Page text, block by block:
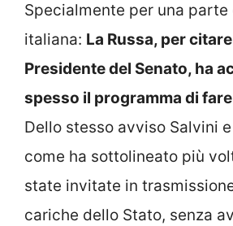
Specialmente per una
italiana: La Russa, per
Presidente del Senato, ha
spesso il programma di
Dello stesso avviso Salvini
come ha sottolineato più
state invitate in
cariche dello Stato, senza